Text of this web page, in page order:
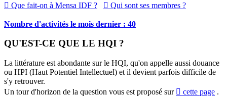
Que fait-on à Mensa IDF ?
Qui sont ses membres ?
Nombre d'activités le mois dernier : 40
QU'EST-CE QUE LE HQI ?
La littérature est abondante sur le HQI, qu'on appelle aussi douance
ou HPI (Haut Potentiel Intellectuel) et il devient parfois difficile de
s'y retrouver.
Un tour d'horizon de la question vous est proposé sur
cette page .